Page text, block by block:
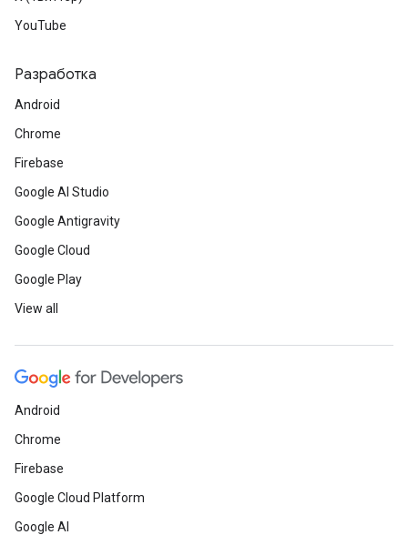
YouTube
Разработка
Android
Chrome
Firebase
Google AI Studio
Google Antigravity
Google Cloud
Google Play
View all
Android
Chrome
Firebase
Google Cloud Platform
Google AI